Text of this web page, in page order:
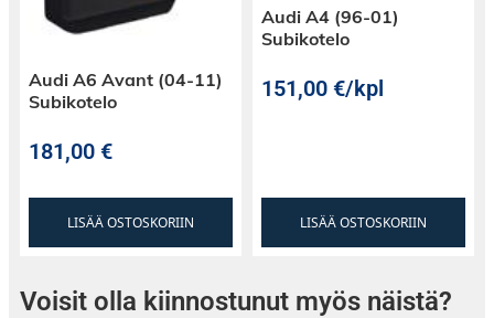
Audi A6 Avant (04-11)
Subikotelo
181,00€
LISÄÄ OSTOSKORIIN
Audi A4 (96-01)
Subikotelo
151,00€/kpl
LISÄÄ OSTOSKORIIN
Voisit olla kiinnostunut myös näistä?